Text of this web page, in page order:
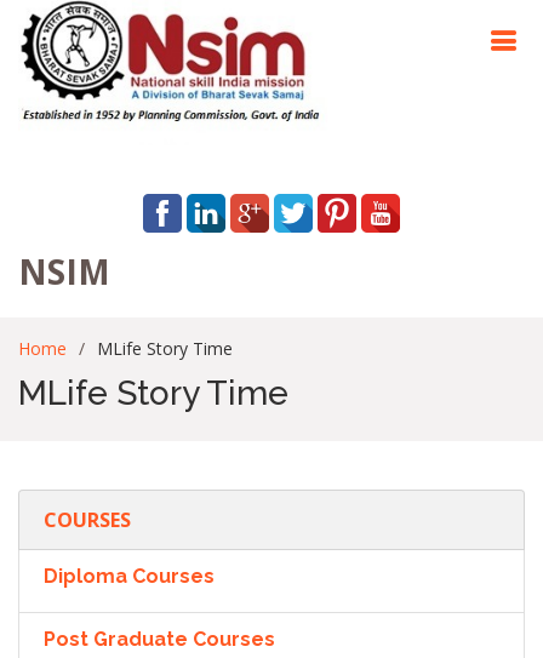
NSIM
Home MLife Story Time
MLife Story Time
COURSES
Diploma Courses
Post Graduate Courses